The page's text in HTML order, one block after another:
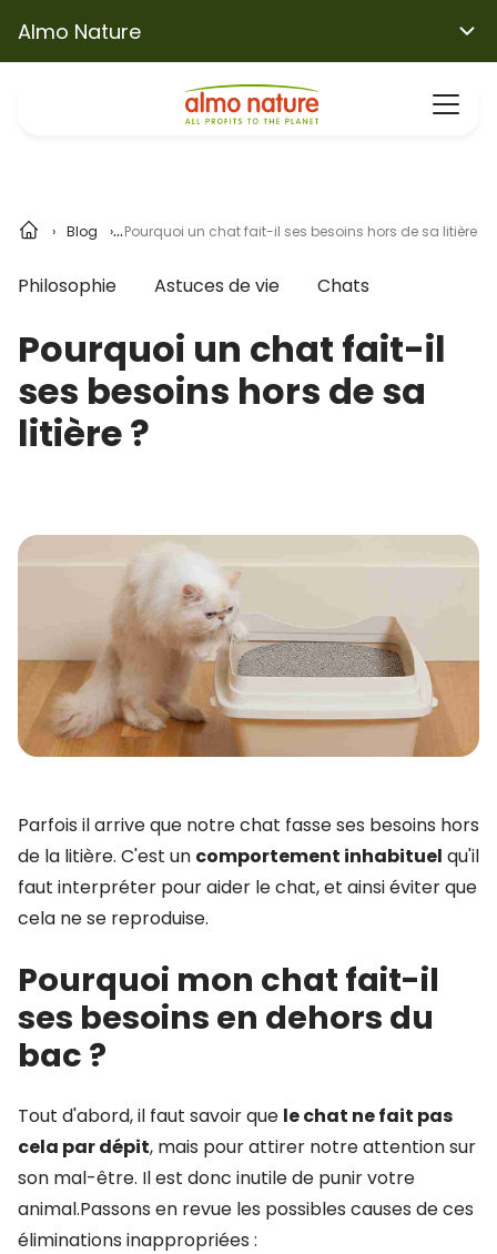
Almo Nature
Blog Pourquoi un chat fait-il ses besoins hors de sa litière ?
Philosophie Astuces de vie Chats
Pourquoi un chat fait-il
ses besoins hors de sa
litière ?
Parfois il arrive que notre chat fasse ses besoins hors
de la litière. C'est un comportement inhabituel qu'il
faut interpréter pour aider le chat, et ainsi éviter que
cela ne se reproduise.
Pourquoi mon chat fait-il
ses besoins en dehors du
bac ?
Tout d'abord, il faut savoir que le chat ne fait pas
cela par dépit, mais pour attirer notre attention sur
son mal-être. Il est donc inutile de punir votre
animal.Passons en revue les possibles causes de ces
éliminations inappropriées :